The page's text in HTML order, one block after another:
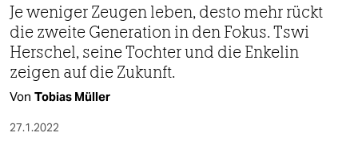
Je weniger Zeugen leben, desto mehr rückt
die zweite Generation in den Fokus. Tswi
Herschel, seine Tochter und die Enkelin
zeigen auf die Zukunft.
Von Tobias Müller
27.1.2022